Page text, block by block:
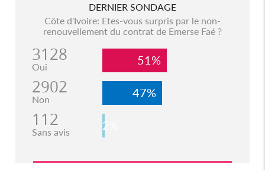
DERNIER SONDAGE
Côte d'Ivoire: Etes-vous surpris par le non-
renouvellement du contrat de Emerse Faé ?
3128
Oui 51%
2902
Non 47%
112
Sans avis 2%